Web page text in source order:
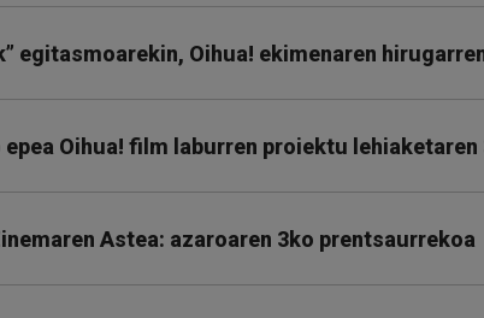
egitasmoarekin, Oihua! ekimenaren
Oihua! film laburren proiektu lehiaketaren
Astea: azaroaren 3ko prentsaurrekoa